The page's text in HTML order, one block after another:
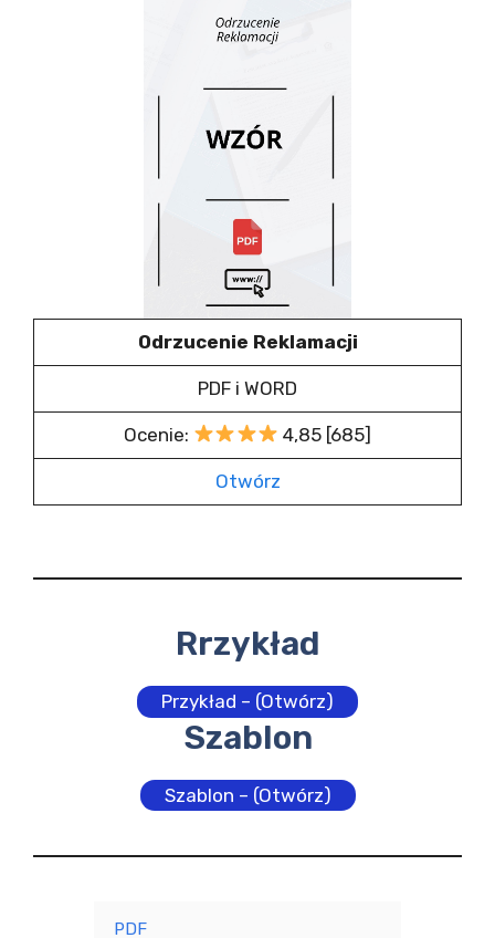
Odrzucenie Reklamacji
PDF i WORD
Ocenie: 4,85 [685]
Otwórz
Rrzykład
Przykład – (Otwórz)
Szablon
Szablon – (Otwórz)
PDF